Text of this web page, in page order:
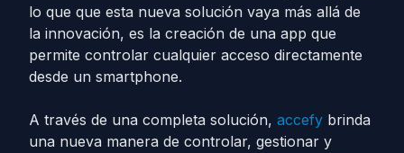
lo que que esta nueva solución vaya más allá de
la innovación, es la creación de una app que
permite controlar cualquier acceso directamente
desde un smartphone.
A través de una completa solución, accefy brinda
una nueva manera de controlar, gestionar y